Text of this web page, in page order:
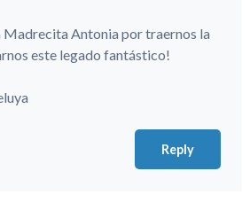
Madrecita Antonia por traernos la
este legado fantástico!
Reply